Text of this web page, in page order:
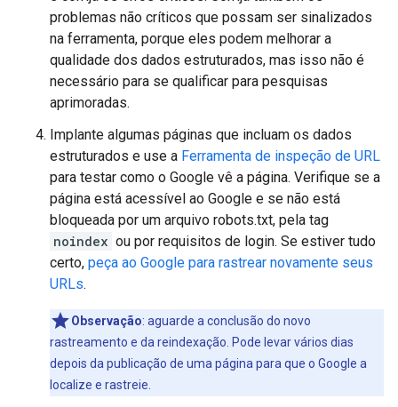
problemas não críticos que possam ser sinalizados
na ferramenta, porque eles podem melhorar a
qualidade dos dados estruturados, mas isso não é
necessário para se qualificar para pesquisas
aprimoradas.
Implante algumas páginas que incluam os dados
estruturados e use a Ferramenta de inspeção de URL
para testar como o Google vê a página. Verifique se a
página está acessível ao Google e se não está
bloqueada por um arquivo robots.txt, pela tag
noindex ou por requisitos de login. Se estiver tudo
certo, peça ao Google para rastrear novamente seus
URLs.
Observação: aguarde a conclusão do novo
rastreamento e da reindexação. Pode levar vários dias
depois da publicação de uma página para que o Google a
localize e rastreie.